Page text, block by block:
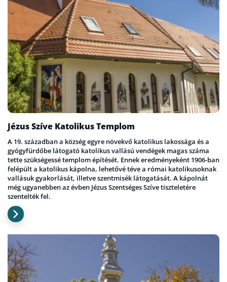
Jézus Szíve Katolikus Templom
A 19. században a község egyre növekvő katolikus lakossága és a
gyógyfürdőbe látogató katolikus vallású vendégek magas száma
tette szükségessé templom építését. Ennek eredményeként 1906-ban
felépült a katolikus kápolna, lehetővé téve a római katolikusoknak
vallásuk gyakorlását, illetve szentmisék látogatását. A kápolnát
még ugyanebben az évben Jézus Szentséges Szíve tiszteletére
szentelték fel.